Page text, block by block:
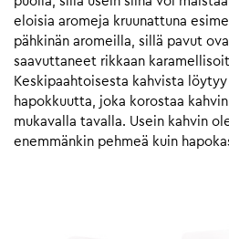
eloisia aromeja kruunattuna
pähkinän aromeilla, sillä pavut
saavuttaneet rikkaan
Keskipaahtoisesta kahvista
hapokkuutta, joka korostaa
mukavalla tavalla. Usein kahvin
enemmänkin pehmeä kuin